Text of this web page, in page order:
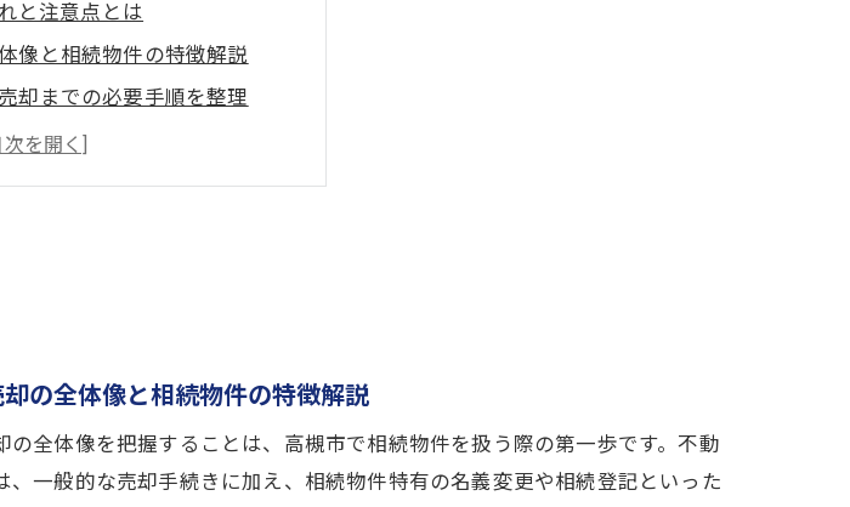
と注意点とは
像と相続物件の特徴解説
却までの必要手順を整理
却で注意すべき法的ポイント
潜むリスクと回避策の基礎
手続きの事前準備の重要性
の手続きで注意すべき点
と不動産売却の時期判断
不動産売却の進め方
の全体像と相続物件の特徴解説
の全体像を把握することは、高槻市で相続物件を扱う際の第一歩です。不動
、一般的な売却手続きに加え、相続物件特有の名義変更や相続登記といった